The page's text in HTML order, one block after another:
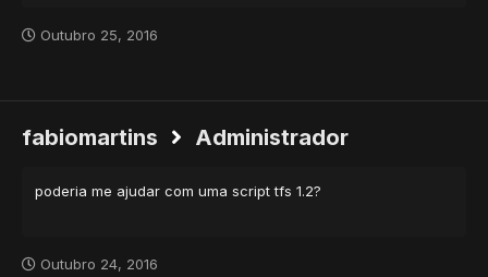
Outubro 25, 2016
fabiomartins Administrador
poderia me ajudar com uma script tfs 1.2?
Outubro 24, 2016